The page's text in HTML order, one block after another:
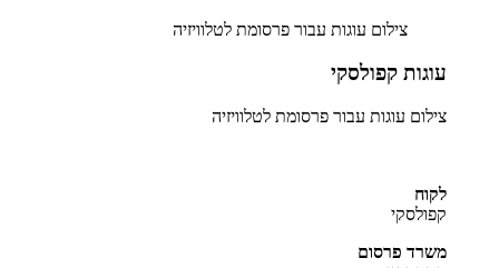
צילום עוגות עבור פרסומת לטלוויזיה
עוגות קפולסקי
צילום עוגות עבור פרסומת לטלוויזיה
לקוח
קפולסקי
משרד פרסום